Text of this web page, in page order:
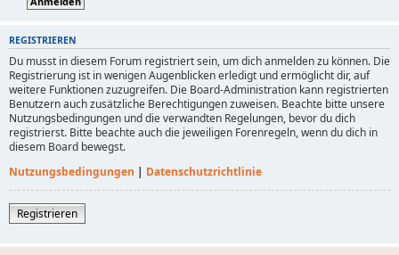
REGISTRIEREN
Du musst in diesem Forum registriert sein, um dich anmelden zu können. Die
Registrierung ist in wenigen Augenblicken erledigt und ermöglicht dir, auf
weitere Funktionen zuzugreifen. Die Board-Administration kann registrierten
Benutzern auch zusätzliche Berechtigungen zuweisen. Beachte bitte unsere
Nutzungsbedingungen und die verwandten Regelungen, bevor du dich
registrierst. Bitte beachte auch die jeweiligen Forenregeln, wenn du dich in
diesem Board bewegst.
Nutzungsbedingungen | Datenschutzrichtlinie
Registrieren